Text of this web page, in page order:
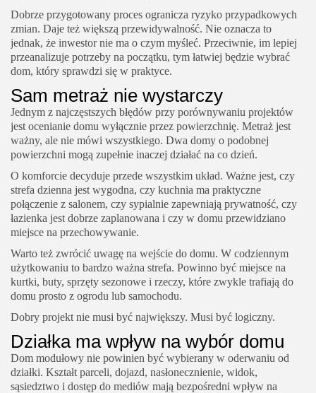
Dobrze przygotowany proces ogranicza ryzyko przypadkowych
zmian. Daje też większą przewidywalność. Nie oznacza to
jednak, że inwestor nie ma o czym myśleć. Przeciwnie, im lepiej
przeanalizuje potrzeby na początku, tym łatwiej będzie wybrać
dom, który sprawdzi się w praktyce.
Sam metraż nie wystarczy
Jednym z najczęstszych błędów przy porównywaniu projektów
jest ocenianie domu wyłącznie przez powierzchnię. Metraż jest
ważny, ale nie mówi wszystkiego. Dwa domy o podobnej
powierzchni mogą zupełnie inaczej działać na co dzień.
O komforcie decyduje przede wszystkim układ. Ważne jest, czy
strefa dzienna jest wygodna, czy kuchnia ma praktyczne
połączenie z salonem, czy sypialnie zapewniają prywatność, czy
łazienka jest dobrze zaplanowana i czy w domu przewidziano
miejsce na przechowywanie.
Warto też zwrócić uwagę na wejście do domu. W codziennym
użytkowaniu to bardzo ważna strefa. Powinno być miejsce na
kurtki, buty, sprzęty sezonowe i rzeczy, które zwykle trafiają do
domu prosto z ogrodu lub samochodu.
Dobry projekt nie musi być największy. Musi być logiczny.
Działka ma wpływ na wybór domu
Dom modułowy nie powinien być wybierany w oderwaniu od
działki. Kształt parceli, dojazd, nasłonecznienie, widok,
sąsiedztwo i dostęp do mediów mają bezpośredni wpływ na